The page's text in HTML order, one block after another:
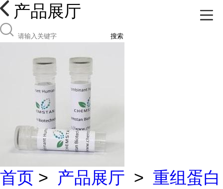
产品展厅
搜索
首页 > 产品展厅 > 重组蛋白